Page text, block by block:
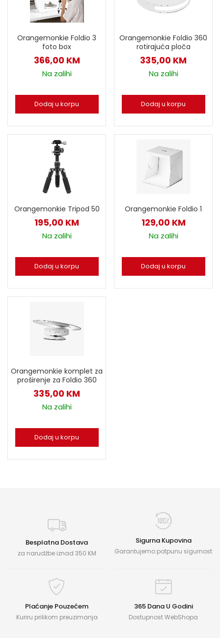
Orangemonkie Foldio 3
foto box
366,00 KM
Na zalihi
Dodaj u korpu
Orangemonkie Foldio 360
rotirajuća ploča
335,00 KM
Na zalihi
Dodaj u korpu
Orangemonkie Tripod 50
195,00 KM
Na zalihi
Dodaj u korpu
Orangemonkie Foldio 1
129,00 KM
Na zalihi
Dodaj u korpu
Orangemonkie komplet za
proširenje za Foldio 360
335,00 KM
Na zalihi
Dodaj u korpu
Besplatna Dostava
za narudžbe iznad 350 KM
Sigurna Kupovina
Garantujemo potpunu sigurnost
Plaćanje Pouzećem
Kuriru prilikom preuzimanja
365 Dana U Godini
Dostupnost WebShopa